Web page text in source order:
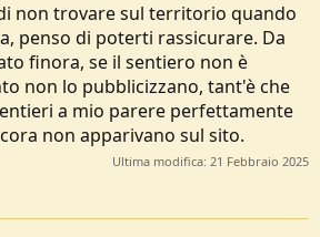
non trovare sul territorio quando
penso di poterti rassicurare. Da
finora, se il sentiero non è
non lo pubblicizzano, tant'è che
a mio parere perfettamente
non apparivano sul sito.
Ultima modifica: 21 Febbraio 2025